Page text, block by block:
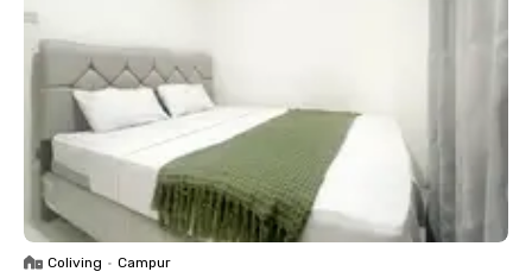
Coliving • Campur